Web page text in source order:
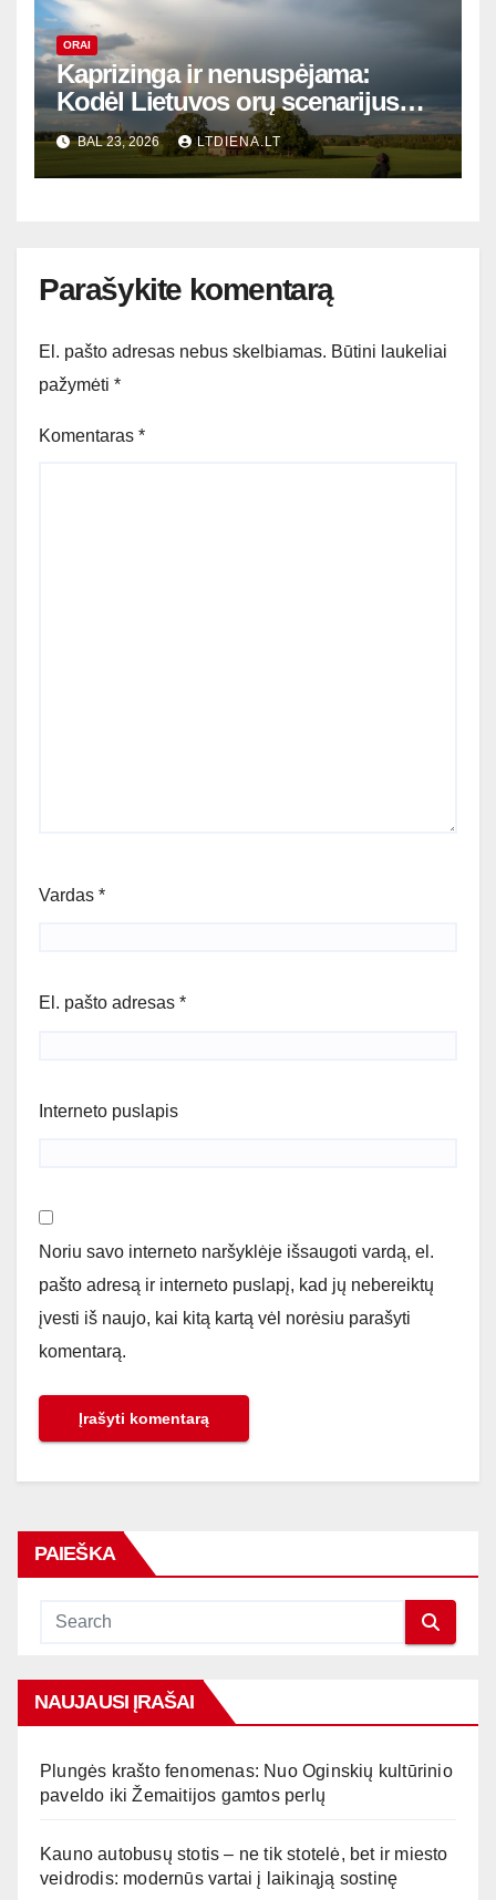
ORAI
Kaprizinga ir nenuspėjama:
Kodėl Lietuvos orų scenarijus
verčia mus nuolat žiūrėti į dangų
BAL 23, 2026 LTDIENA.LT
Parašykite komentarą
El. pašto adresas nebus skelbiamas. Būtini laukeliai
pažymėti *
Komentaras *
Vardas *
El. pašto adresas *
Interneto puslapis
Noriu savo interneto naršyklėje išsaugoti vardą, el.
pašto adresą ir interneto puslapį, kad jų nebereiktų
įvesti iš naujo, kai kitą kartą vėl norėsiu parašyti
komentarą.
PAIEŠKA
NAUJAUSI ĮRAŠAI
Plungės krašto fenomenas: Nuo Oginskių kultūrinio
paveldo iki Žemaitijos gamtos perlų
Kauno autobusų stotis – ne tik stotelė, bet ir miesto
veidrodis: modernūs vartai į laikinąją sostinę